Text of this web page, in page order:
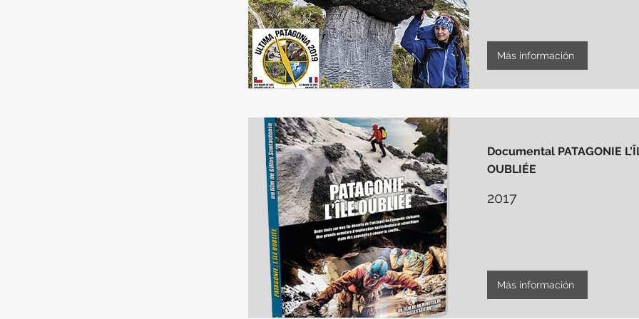
Más información
Documental PATAGONIE
OUBLIÉE
2017
Más información